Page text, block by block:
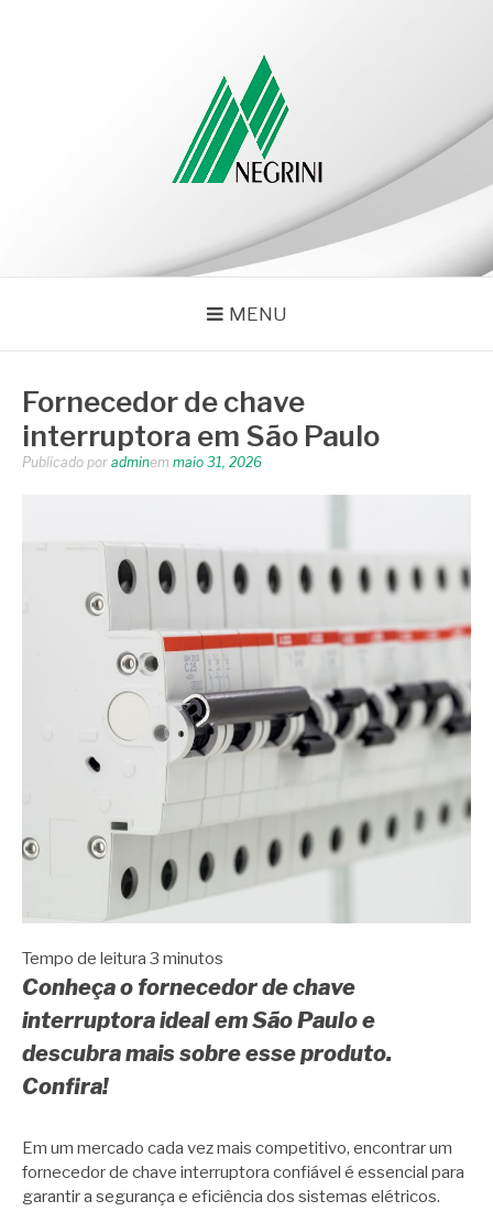
MENU
Fornecedor de chave
interruptora em São Paulo
Publicado por adminem maio 31, 2026
Tempo de leitura 3 minutos
Conheça o fornecedor de chave
interruptora ideal em São Pauloe
descubra mais sobre esse produto.
Confira!
Em um mercado cada vez mais competitivo, encontrar um
fornecedor de chave interruptora confiável é essencial para
garantir a segurança e eficiência dos sistemas elétricos.